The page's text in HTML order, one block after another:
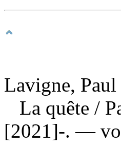
Lavigne,
La quête /
[2021]-. —